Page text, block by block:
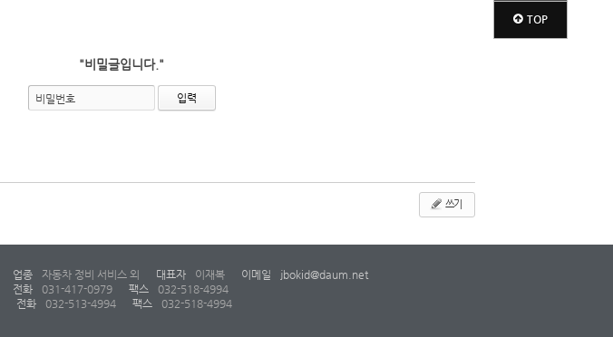
"비밀글입니다."
비밀번호
쓰기
TOP
업종 자동차 정비 서비스 외 대표자 이재복 이메일
jbokid@daum.net
전화 031-417-0979 팩스
032-518-4994
전화 032-513-4994 팩스 032-518-4994